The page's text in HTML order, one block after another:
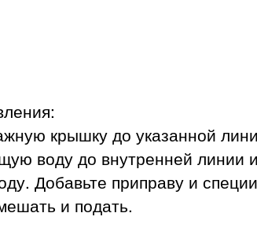
крышку до указанной
воду до внутренней линии
Добавьте приправу и
и подать.